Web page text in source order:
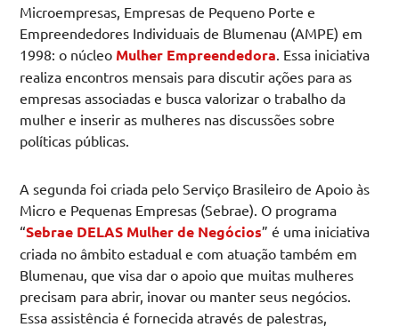
Microempresas, Empresas de Pequeno Porte e
Empreendedores Individuais de Blumenau (AMPE) em
1998: o núcleo Mulher Empreendedora . Essa iniciativa
realiza encontros mensais para discutir ações para as
empresas associadas e busca valorizar o trabalho da
mulher e inserir as mulheres nas discussões sobre
políticas públicas.
A segunda foi criada pelo Serviço Brasileiro de Apoio às
Micro e Pequenas Empresas (Sebrae). O programa
“Sebrae DELAS Mulher de Negócios” é uma iniciativa
criada no âmbito estadual e com atuação também em
Blumenau, que visa dar o apoio que muitas mulheres
precisam para abrir, inovar ou manter seus negócios.
Essa assistência é fornecida através de palestras,